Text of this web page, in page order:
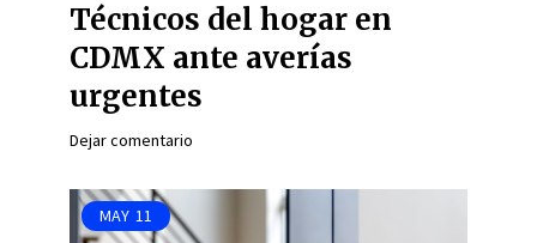
Técnicos del hogar en
CDMX ante averías
urgentes
Dejar comentario
MAY 11